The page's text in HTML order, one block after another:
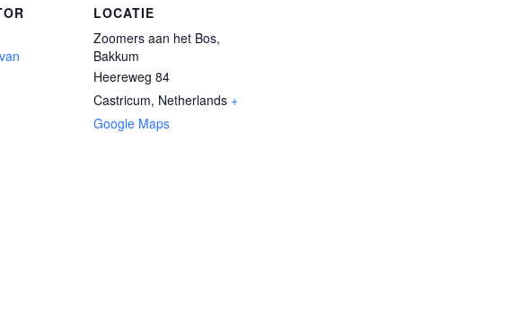
LOCATIE
Zoomers aan het Bos,
Bakkum
Heereweg 84
Castricum, Netherlands +
Google Maps